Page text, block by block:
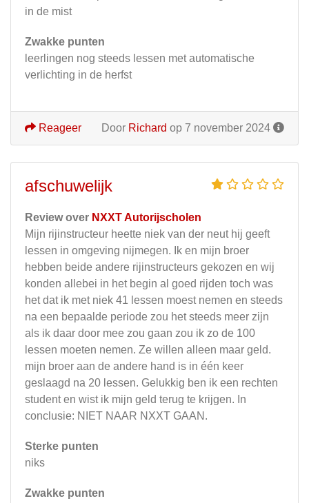
in de mist
Zwakke punten
leerlingen nog steeds lessen met automatische
verlichting in de herfst
Door Richard op 7 november 2024
Reageer
afschuwelijk
Review over NXXT Autorijscholen
Mijn rijinstructeur heette niek van der neut hij geeft
lessen in omgeving nijmegen. Ik en mijn broer
hebben beide andere rijinstructeurs gekozen en wij
konden allebei in het begin al goed rijden toch was
het dat ik met niek 41 lessen moest nemen en steeds
na een bepaalde periode zou het steeds meer zijn
als ik daar door mee zou gaan zou ik zo de 100
lessen moeten nemen. Ze willen alleen maar geld.
mijn broer aan de andere hand is in één keer
geslaagd na 20 lessen. Gelukkig ben ik een rechten
student en wist ik mijn geld terug te krijgen. In
conclusie: NIET NAAR NXXT GAAN.
Sterke punten
niks
Zwakke punten